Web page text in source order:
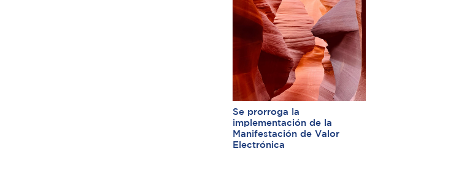
Se prorroga la
implementación de la
Manifestación de Valor
Electrónica